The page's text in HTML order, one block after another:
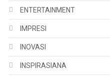
ENTERTAINMENT
IMPRESI
INOVASI
INSPIRASIANA